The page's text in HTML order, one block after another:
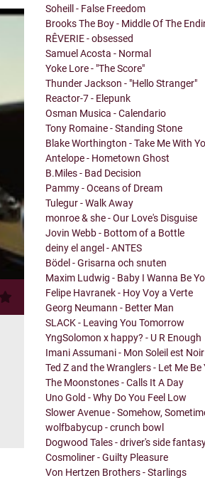
Soheill - False Freedom
Brooks The Boy - Middle Of The
RÊVERIE - obsessed
Samuel Acosta - Normal
Yoke Lore - "The Score"
Thunder Jackson - "Hello Stranger"
Reactor-7 - Elepunk
Osman Musica - Calendario
Tony Romaine - Standing Stone
Blake Worthington - Take Me With
Antelope - Hometown Ghost
B.Miles - Bad Decision
Pammy - Oceans of Dream
Tulegur - Walk Away
monroe & she - Our Love's Disguise
Jovin Webb - Bottom of a Bottle
deiny el angel - ANTES
Bödel - Grisarna och snuten
Maxim Ludwig - Baby I Wanna Be
Felipe Havranek - Hoy Voy a Verte
Georg Neumann - Better Man
SLACK - Leaving You Tomorrow
YngSolomon x happy? - U R Enough
Imani Assumani - Mon Soleil est Noir
Ted Z and the Wranglers - Let Me Be
The Moonstones - Calls It A Day
Uno Gold - Why Do You Feel Low
Slower Avenue - Somehow,
wolfbabycup - crunch bowl
Dogwood Tales - driver's side
Cosmoliner - Guilty Pleasure
Von Hertzen Brothers - Starlings